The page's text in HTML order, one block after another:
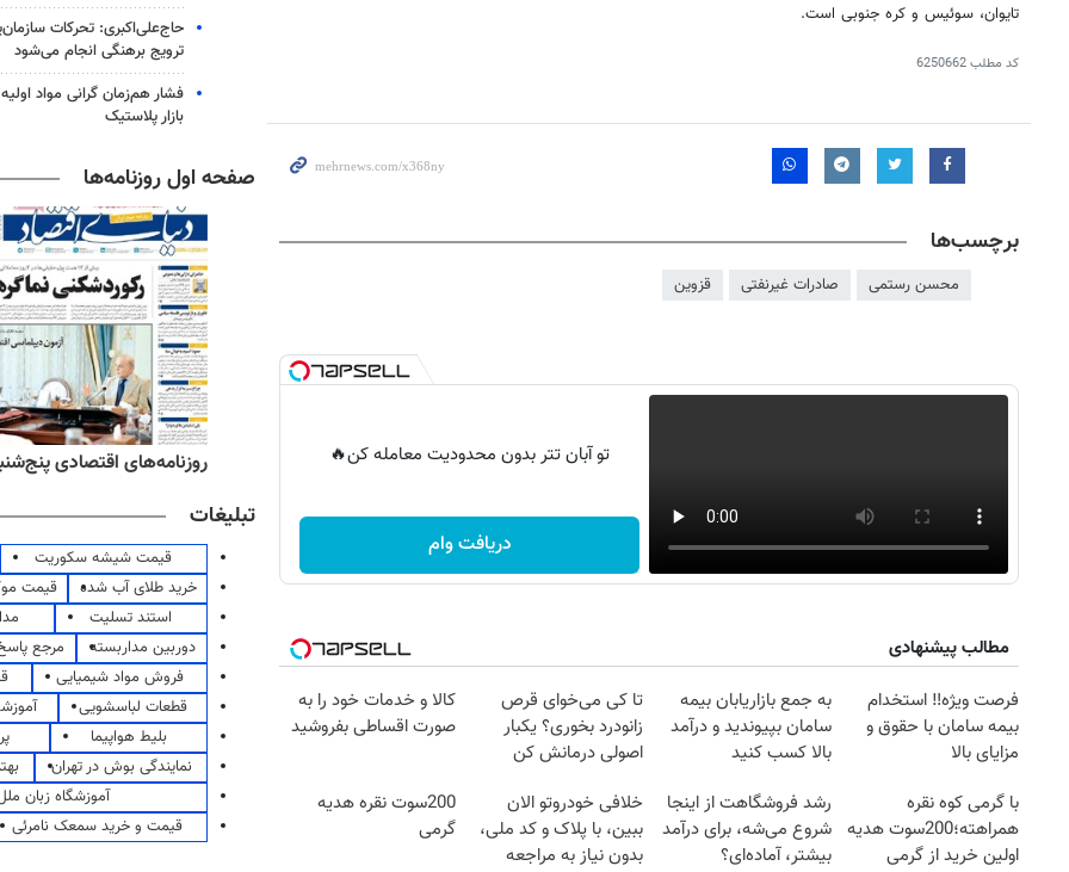
تایوان، سوئیس و کره جنوبی است.
کد مطلب6250662
برچسب‌ها
محسن رستمی صادرات غیرنفتی قزوین
تو آبان تتر بدون محدودیت معامله کن🔥
دریافت وام
مطالب پیشنهادی
فرصت ویژه‼️ استخدام
بیمه سامان با حقوق و
مزایای بالا
به جمع بازاریابان بیمه
سامان بپیوندید و درآمد
بالا کسب کنید
تا کی می‌خوای قرص
زانودرد بخوری؟ یکبار
اصولی درمانش کن
کالا و خدمات خود را به
صورت اقساطی بفروشید
با گرمی کوه نقره
همراهته؛200سوت هدیه
اولین خرید از گرمی
رشد فروشگاهت از اینجا
شروع می‌شه، برای درآمد
بیشتر، آماده‌ای؟
خلافی خودروتو الان
ببین، با پلاک و کد ملی،
بدون نیاز به مراجعه
200سوت نقره هدیه
گرمی
حاج‌علی‌اکبری: تحرکات
ترویج برهنگی انجام می‌شود
فشار هم‌زمان گرانی مواد
بازار پلاستیک
صفحه اول روزنامه‌ها
روزنامه‌های ورزشی پنج‌شنبه ۱۵ مرداد ۱۴۰۵ روزنامه‌های اقتصادی پنج‌شنبه ۱۵ مرداد
تبلیغات
قیمت شیشه سکوریت
خرید طلای آب شده
قیمت
استند تسلیت
دوربین مداربسته
مرجع
فروش مواد شیمیایی
قطعات لباسشویی
بلیط هواپیما
نمایندگی بوش در تهران
آموزشگاه زبان
قیمت و خرید سمعک نامرئی